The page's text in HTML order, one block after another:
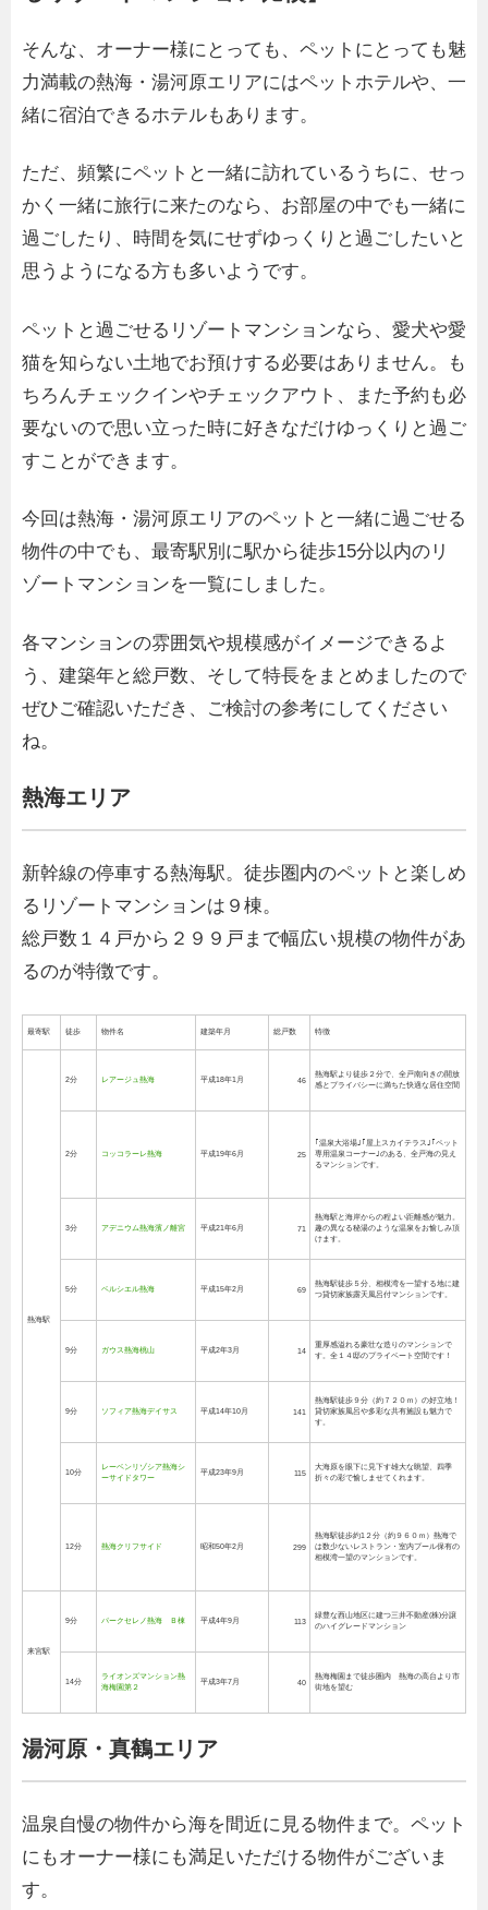
そんな、オーナー様にとっても、ペットにとっても魅
力満載の熱海・湯河原エリアにはペットホテルや、一
緒に宿泊できるホテルもあります。
ただ、頻繁にペットと一緒に訪れているうちに、せっ
かく一緒に旅行に来たのなら、お部屋の中でも一緒に
過ごしたり、時間を気にせずゆっくりと過ごしたいと
思うようになる方も多いようです。
ペットと過ごせるリゾートマンションなら、愛犬や愛
猫を知らない土地でお預けする必要はありません。も
ちろんチェックインやチェックアウト、また予約も必
要ないので思い立った時に好きなだけゆっくりと過ご
すことができます。
今回は熱海・湯河原エリアのペットと一緒に過ごせる
物件の中でも、最寄駅別に駅から徒歩15分以内のリ
ゾートマンションを一覧にしました。
各マンションの雰囲気や規模感がイメージできるよ
う、建築年と総戸数、そして特長をまとめましたので
ぜひご確認いただき、ご検討の参考にしてください
ね。
熱海エリア
新幹線の停車する熱海駅。徒歩圏内のペットと楽しめ
るリゾートマンションは９棟。
総戸数１４戸から２９９戸まで幅広い規模の物件があ
るのが特徴です。
最寄駅 徒歩 物件名 建築年月 総戸数 特徴
熱海駅
2分 レアージュ熱海 平成18年1月 46
熱海駅より徒歩２分で、全戸南向きの開放
感とプライバシーに満ちた快適な居住空間
2分 コッコラーレ熱海 平成19年6月 25
｢温泉大浴場｣｢屋上スカイテラス｣｢ペット
専用温泉コーナー｣のある、全戸海の見え
るマンションです。
3分 アデニウム熱海濱ノ離宮 平成21年6月 71
熱海駅と海岸からの程よい距離感が魅力。
趣の異なる秘湯のような温泉をお愉しみ頂
けます。
5分 ベルシエル熱海 平成15年2月 69
熱海駅徒歩５分、相模湾を一望する地に建
つ貸切家族露天風呂付マンションです。
9分 ガウス熱海桃山 平成2年3月 14
重厚感溢れる豪壮な造りのマンションで
す。全１４邸のプライベート空間です！
9分 ソフィア熱海デイサス 平成14年10月 141
熱海駅徒歩９分（約７２０ｍ）の好立地！
貸切家族風呂や多彩な共有施設も魅力で
す。
10分
レーベンリゾシア熱海シ
ーサイドタワー
平成23年9月 115
大海原を眼下に見下す雄大な眺望、四季
折々の彩で愉しませてくれます。
12分 熱海クリフサイド 昭和50年2月 299
熱海駅徒歩約1２分（約９６０ｍ）熱海で
は数少ないレストラン・室内プール保有の
相模湾一望のマンションです。
来宮駅
9分 パークセレノ熱海 Ｂ棟 平成4年9月 113
緑豊な西山地区に建つ三井不動産(株)分譲
のハイグレードマンション
14分
ライオンズマンション熱
海梅園第２
平成3年7月 40
熱海梅園まで徒歩圏内 熱海の高台より市
街地を望む
湯河原・真鶴エリア
温泉自慢の物件から海を間近に見る物件まで。ペット
にもオーナー様にも満足いただける物件がございま
す。